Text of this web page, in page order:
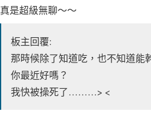
真是超級無聊～～
板主回覆:
那時候除了知道吃，也不知道能
你最近好嗎？
我快被操死了………> <